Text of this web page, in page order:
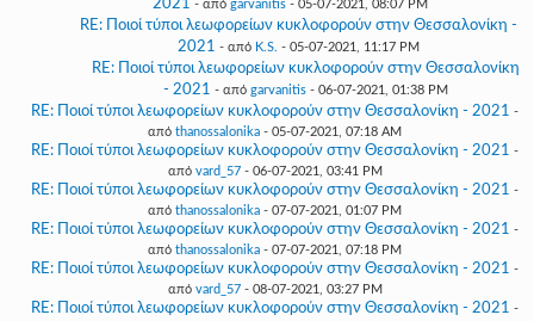
2021 - από garvanitis - 05-07-2021, 08:07 PM
RE: Ποιοί τύποι λεωφορείων κυκλοφορούν στην Θεσσαλονίκη -
2021 - από K.S. - 05-07-2021, 11:17 PM
RE: Ποιοί τύποι λεωφορείων κυκλοφορούν στην Θεσσαλονίκη
- 2021 - από garvanitis - 06-07-2021, 01:38 PM
RE: Ποιοί τύποι λεωφορείων κυκλοφορούν στην Θεσσαλονίκη - 2021 -
από thanossalonika - 05-07-2021, 07:18 AM
RE: Ποιοί τύποι λεωφορείων κυκλοφορούν στην Θεσσαλονίκη - 2021 -
από vard_57- 06-07-2021, 03:41 PM
RE: Ποιοί τύποι λεωφορείων κυκλοφορούν στην Θεσσαλονίκη - 2021 -
από thanossalonika - 07-07-2021, 01:07 PM
RE: Ποιοί τύποι λεωφορείων κυκλοφορούν στην Θεσσαλονίκη - 2021 -
από thanossalonika - 07-07-2021, 07:18 PM
RE: Ποιοί τύποι λεωφορείων κυκλοφορούν στην Θεσσαλονίκη - 2021 -
από vard_57- 08-07-2021, 03:27 PM
RE: Ποιοί τύποι λεωφορείων κυκλοφορούν στην Θεσσαλονίκη - 2021 -